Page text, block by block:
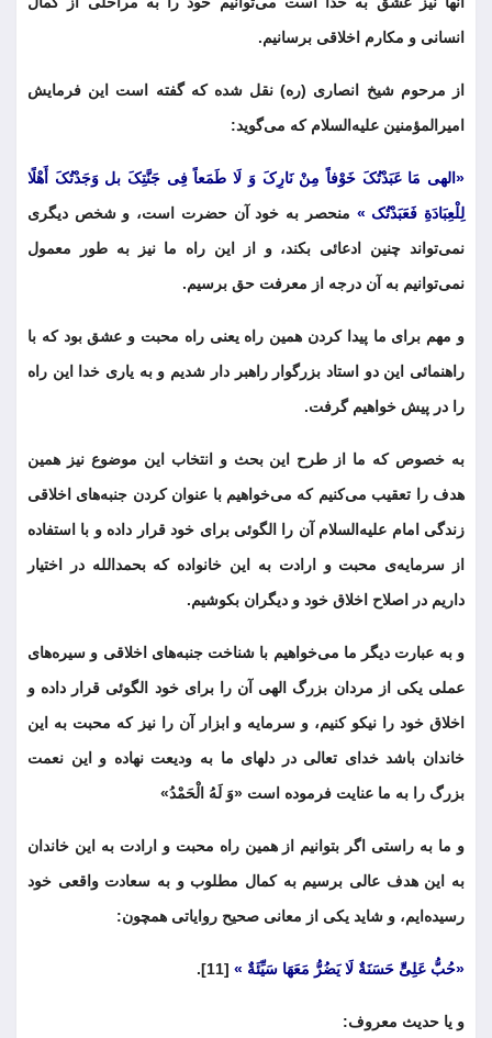
انسانی و مکارم اخلاقی برسانیم.
از مرحوم شیخ انصاری (ره) نقل شده که گفته است این فرمایش
امیرالمؤمنین علیه‌السلام که می‌گوید:
«الهی مَا عَبَدْتُکَ خَوْفاً مِنْ نَارِکَ وَ لَا طَمَعاً فِی جَنَّتِکَ بل وَجَدْتُکَ أَهْلًا
لِلْعِبَادَةِ فَعَبَدْتُک » منحصر به خود آن حضرت است، و شخص دیگری
نمی‌تواند چنین ادعائی بکند، و از این راه ما نیز به طور معمول
نمی‌توانیم به آن درجه از معرفت حق برسیم.
و مهم برای ما پیدا کردن همین راه یعنی راه محبت و عشق بود که با
راهنمائی این دو استاد بزرگوار راهبر دار شدیم و به یاری خدا این راه
را در پیش خواهیم گرفت.
به خصوص که ما از طرح این بحث و انتخاب این موضوع نیز همین
هدف را تعقیب می‌کنیم که می‌خواهیم با عنوان کردن جنبه‌های اخلاقی
زندگی امام علیه‌السلام آن را الگوئی برای خود قرار داده و با استفاده
از سرمایه‌ی محبت و ارادت به این خانواده که بحمدالله در اختیار
داریم در اصلاح اخلاق خود و دیگران بکوشیم.
و به عبارت دیگر ما می‌خواهیم با شناخت جنبه‌های اخلاقی و سیره‌های
عملی یکی از مردان بزرگ الهی آن را برای خود الگوئی قرار داده و
اخلاق خود را نیکو کنیم، و سرمایه و ابزار آن را نیز که محبت به این
خاندان باشد خدای تعالی در دلهای ما به ودیعت نهاده و این نعمت
بزرگ را به ما عنایت فرموده است «وَ لَهُ الْحَمْدُ»
و ما به راستی اگر بتوانیم از همین راه محبت و ارادت به این خاندان
به این هدف عالی برسیم به کمال مطلوب و به سعادت واقعی خود
رسیده‌ایم، و شاید یکی از معانی صحیح روایاتی همچون:
«حُبُّ عَلِیٍّ حَسَنَةٌ لَا یَضُرُّ مَعَهَا سَیِّئَةٌ » [11].
و یا حدیث معروف: